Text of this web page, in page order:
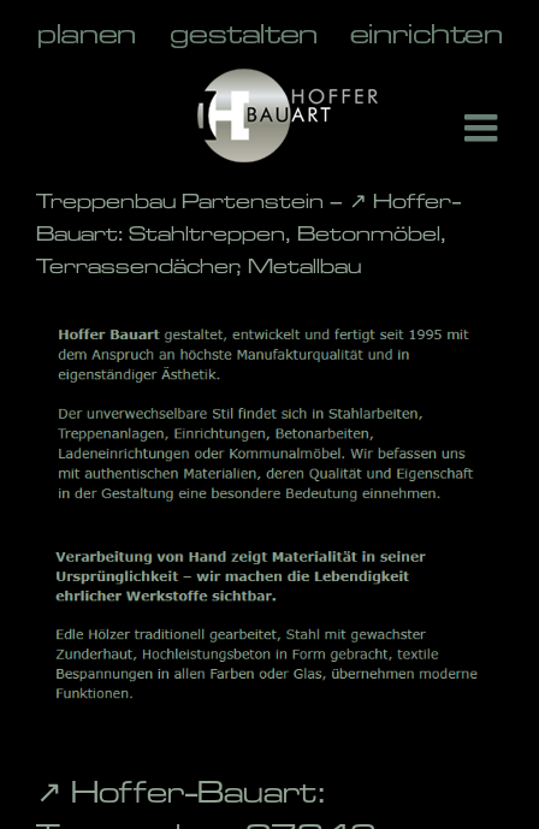
Treppenbau Partenstein – ↗️ Hoffer-
Bauart: Stahltreppen, Betonmöbel,
Terrassendächer, Metallbau
↗️ Hoffer-Bauart: